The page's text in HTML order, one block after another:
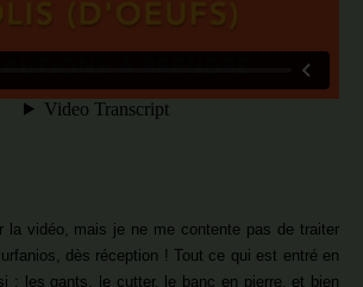
la vidéo, mais je ne me contente pas de traiter
dès réception ! Tout ce qui est entré en
: les gants, le cutter, le banc en pierre, et bien